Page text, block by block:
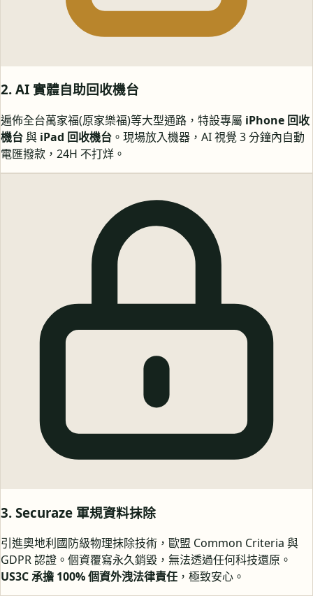
2. AI 實體自助回收機台
遍佈全台萬家福(原家樂福)等大型通路，特設專屬 iPhone 回收
機台與 iPad 回收機台 。現場放入機器，AI 視覺 3 分鐘內自動
電匯撥款，24H 不打烊。
3. Securaze 軍規資料抹除
引進奧地利國防級物理抹除技術，歐盟 Common Criteria 與
GDPR 認證。個資覆寫永久銷毀，無法透過任何科技還原。
US3C 承擔 100% 個資外洩法律責任 ，極致安心。